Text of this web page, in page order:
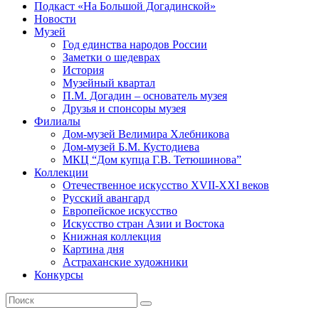
Подкаст «На Большой Догадинской»
Новости
Музей
Год единства народов России
Заметки о шедеврах
История
Музейный квартал
П.М. Догадин – основатель музея
Друзья и спонсоры музея
Филиалы
Дом-музей Велимира Хлебникова
Дом-музей Б.М. Кустодиева
МКЦ “Дом купца Г.В. Тетюшинова”
Коллекции
Отечественное искусство XVII-XXI веков
Русский авангард
Европейское искусство
Искусство стран Азии и Востока
Книжная коллекция
Картина дня
Астраханские художники
Конкурсы